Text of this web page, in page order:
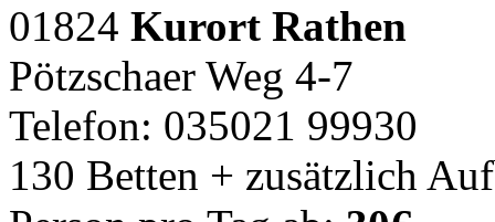
01824 Kurort Rathen
Pötzschaer Weg 4-7
Telefon: 035021 99930
130 Betten + zusätzlich